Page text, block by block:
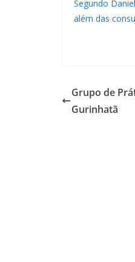
Segundo
além das
Grupo de
Gurinhatã